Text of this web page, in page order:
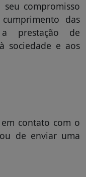
compromisso
das
prestação de
sociedade e aos
contato com o
de enviar uma